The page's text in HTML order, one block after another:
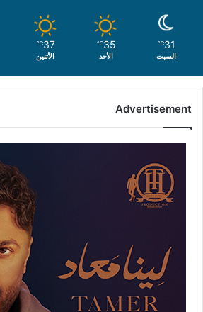
31
℃
السبت
35
℃
الأحد
37
℃
الأثنين
Advertisement